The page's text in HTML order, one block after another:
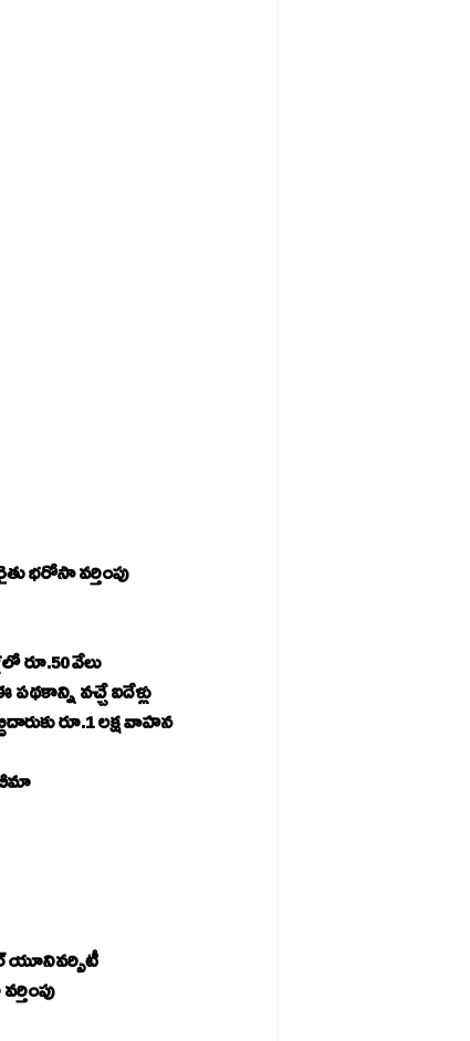
రైతు భరోసా వర్తింపు
రూ.50 వేలు
వచ్చే ఐదేళ్లు
రూ.1 లక్ష వాహన
బీమా
ప్రతీ నియోజకవర్గంలో స్కిల్‌ హబ్‌.. జిల్లాకో స్కిల్‌డెవలప్‌మెంట్‌ కాలేజీ.. తిరుపతిలో స్కిల్‌ యూనివర్సిటీ
మరణిస్తే వైఎస్సార్‌ బీమా వర్తింపు